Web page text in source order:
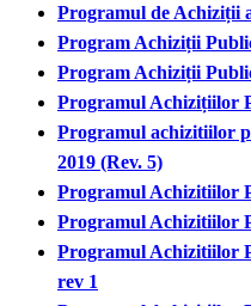
Programul de Achiziții
Program Achiziții
Program Achiziții
Programul Achizițiilor
Programul achizitiilor
2019 (Rev. 5)
Programul Achizitiilor
Programul Achizitiilor
Programul Achizitiilor
rev 1